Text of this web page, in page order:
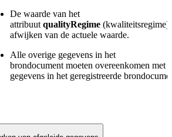
De waarde van het
attribuut qualityRegime (kwaliteitsregime)
afwijken van de actuele waarde.
Alle overige gegevens in het
brondocument moeten overeenkomen met
gegevens in het geregistreerde